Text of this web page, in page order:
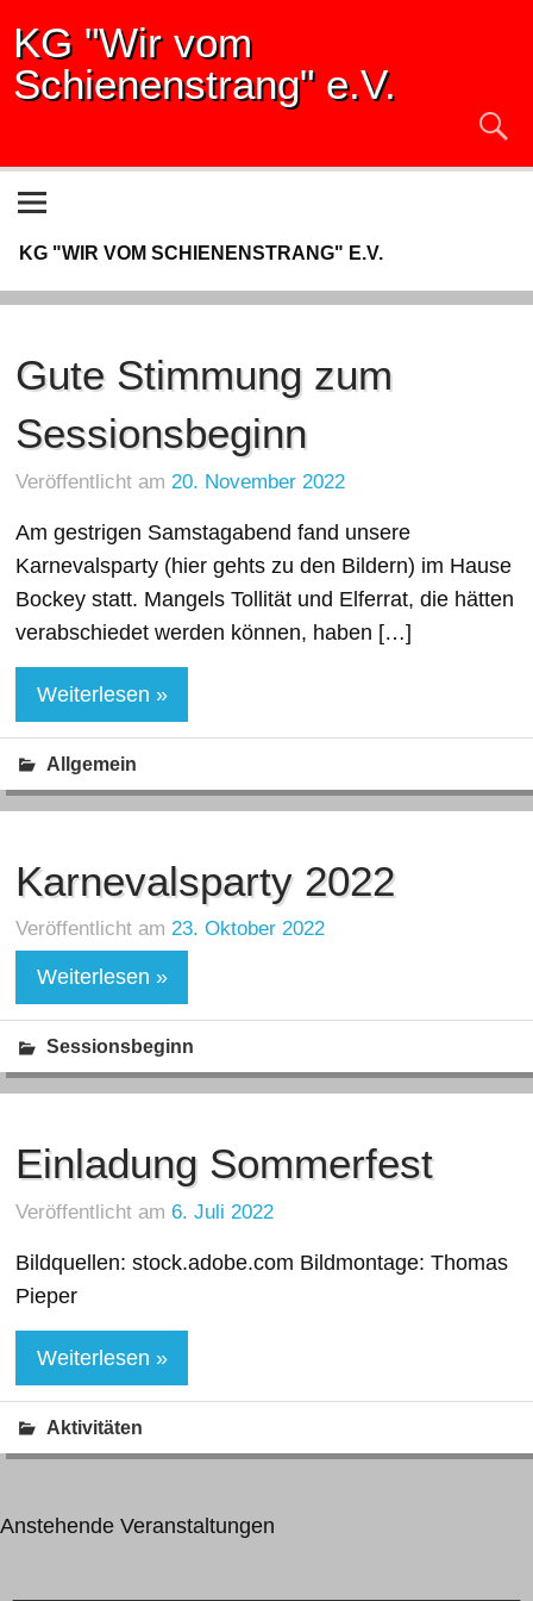
KG "Wir vom
Schienenstrang" e.V.
KG "WIR VOM SCHIENENSTRANG" E.V.
Gute Stimmung zum
Sessionsbeginn
Veröffentlicht am 20. November 2022
Am gestrigen Samstagabend fand unsere
Karnevalsparty (hier gehts zu den Bildern) im Hause
Bockey statt. Mangels Tollität und Elferrat, die hätten
verabschiedet werden können, haben […]
Weiterlesen »
Allgemein
Karnevalsparty 2022
Veröffentlicht am23. Oktober 2022
Weiterlesen »
Sessionsbeginn
Einladung Sommerfest
Veröffentlicht am6. Juli 2022
Bildquellen: stock.adobe.com Bildmontage: Thomas
Pieper
Weiterlesen »
Aktivitäten
Anstehende Veranstaltungen